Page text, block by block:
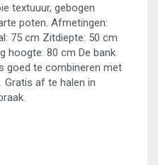
textuuur, gebogen
poten. Afmetingen:
75 cm Zitdiepte: 50 cm
hoogte: 80 cm De bank
goed te combineren met
Gratis af te halen in